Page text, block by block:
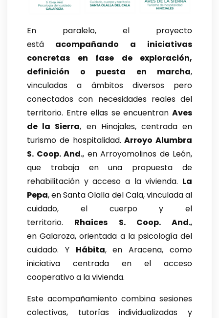
En paralelo, el proyecto
está acompañando a
iniciativas
concretas en fase de exploración,
definición o puesta en marcha,
vinculadas a ámbitos diversos pero
conectados con necesidades reales del
territorio. Entre ellas se encuentran Aves
de la Sierra, en Hinojales, centrada en
turismo de hospitalidad.Arroyo Alumbra
S. Coop. And., en Arroyomolinos de León,
que trabaja en una propuesta de
rehabilitación y acceso a la vivienda. La
Pepa, en Santa Olalla del Cala, vinculada al
cuidado, el cuerpo y el
territorio. Rhaices S. Coop. And.,
en Galaroza, orientada a la psicología del
cuidado. Y Hábita, en Aracena, como
iniciativa centrada en el acceso
cooperativo a la vivienda.
Este acompañamiento combina sesiones
colectivas, tutorías individualizadas y